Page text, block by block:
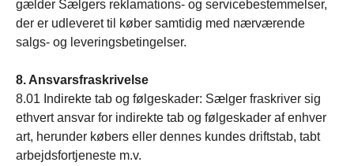
gælder Sælgers reklamations- og servicebestemmelser,
der er udleveret til køber samtidig med nærværende
salgs- og leveringsbetingelser.
8. Ansvarsfraskrivelse
8.01 Indirekte tab og følgeskader: Sælger fraskriver sig
ethvert ansvar for indirekte tab og følgeskader af enhver
art, herunder købers eller dennes kundes driftstab, tabt
arbejdsfortjeneste m.v.